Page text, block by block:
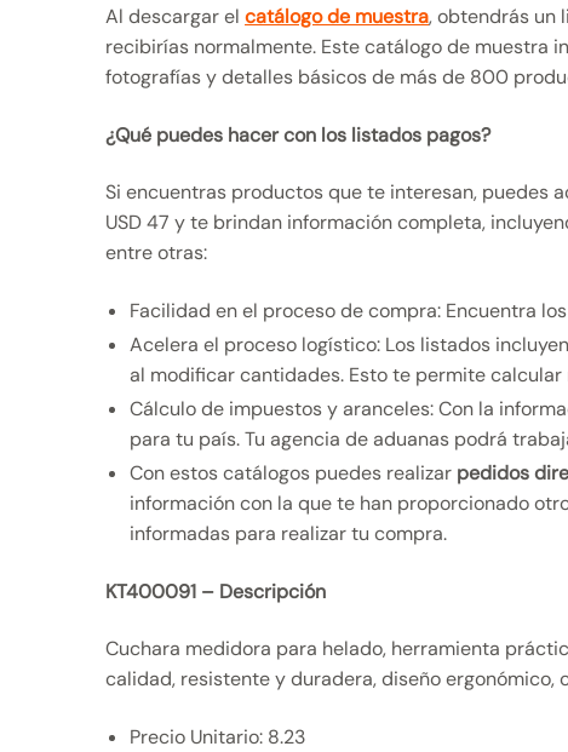
Al descargar elcatálogo de muestra, obtendrás un
recibirías normalmente. Este catálogo de muestra
fotografías y detalles básicos de más de 800
¿Qué puedes hacer con los listados pagos?
Si encuentras productos que te interesan, puedes
USD 47 y te brindan información completa,
entre otras:
Facilidad en el proceso de compra: Encuentra
Acelera el proceso logístico: Los listados
al modificar cantidades. Esto te permite
Cálculo de impuestos y aranceles: Con la
para tu país. Tu agencia de aduanas podrá
Con estos catálogos puedes realizar pedidos
información con la que te han proporcionado
informadas para realizar tu compra.
KT400091 – Descripción
Cuchara medidora para helado, herramienta
calidad, resistente y duradera, diseño ergonómico,
Precio Unitario: 8.23